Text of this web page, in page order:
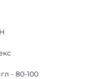
- 80-100